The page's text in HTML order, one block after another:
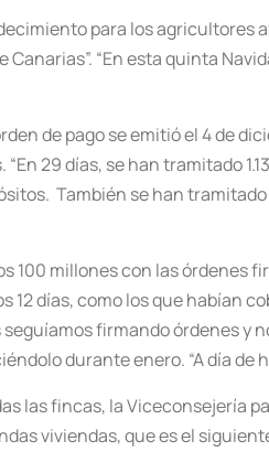
para los
“En esta quinta
de pago se emitió el 4 de
29 días, se han tramitado
También se han
100 millones con las órdenes
días, como los que habían
firmando órdenes
durante enero. “A día de
las fincas, la Viceconsejería
viviendas, que es el